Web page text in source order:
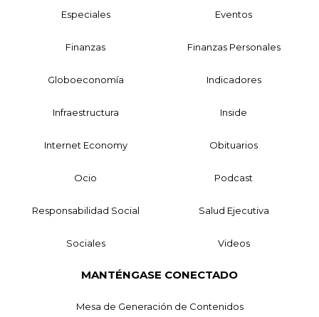
Especiales Eventos
Finanzas Finanzas Personales
Globoeconomía Indicadores
Infraestructura Inside
Internet Economy Obituarios
Ocio Podcast
Responsabilidad Social Salud Ejecutiva
Sociales Videos
MANTÉNGASE CONECTADO
Mesa de Generación de Contenidos